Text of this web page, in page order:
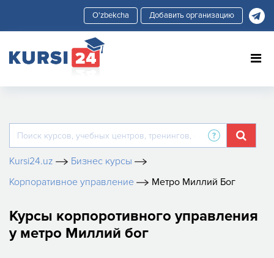
Добавить организацию
Kursi24.uz
Бизнес курсы
Корпоративное управление
Метро Миллий Бог
Курсы корпоротивного управления
у метро Миллий бог